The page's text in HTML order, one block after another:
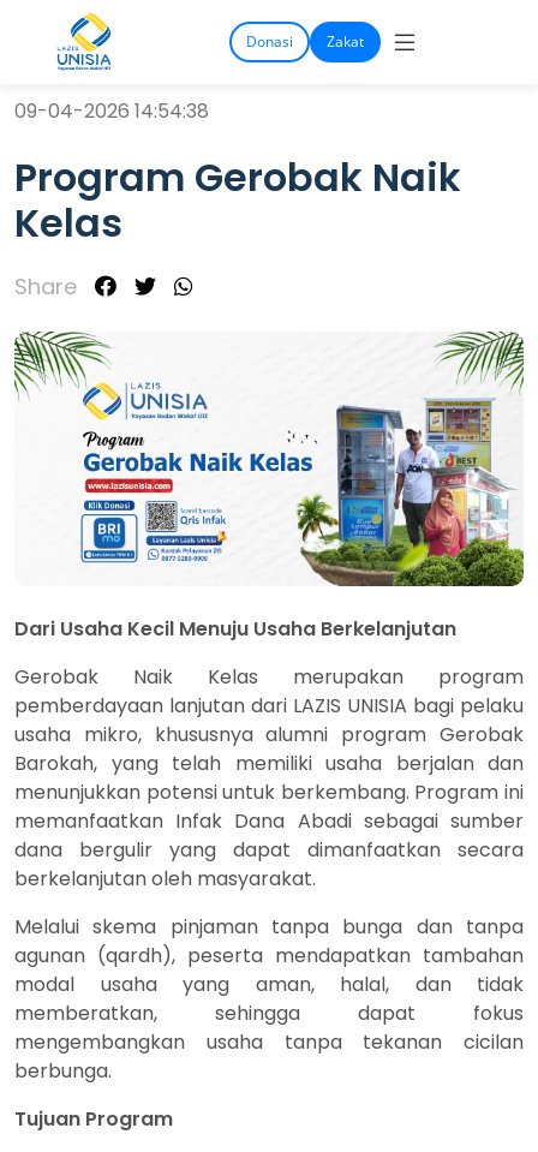
Donasi Zakat
09-04-2026 14:54:38
Program Gerobak Naik
Kelas
Share
Dari Usaha Kecil Menuju Usaha Berkelanjutan
Gerobak Naik Kelas merupakan program
pemberdayaan lanjutan dari LAZIS UNISIA bagi pelaku
usaha mikro, khususnya alumni program Gerobak
Barokah, yang telah memiliki usaha berjalan dan
menunjukkan potensi untuk berkembang. Program ini
memanfaatkan Infak Dana Abadi sebagai sumber
dana bergulir yang dapat dimanfaatkan secara
berkelanjutan oleh masyarakat.
Melalui skema pinjaman tanpa bunga dan tanpa
agunan (qardh), peserta mendapatkan tambahan
modal usaha yang aman, halal, dan tidak
memberatkan, sehingga dapat fokus
mengembangkan usaha tanpa tekanan cicilan
berbunga.
Tujuan Program